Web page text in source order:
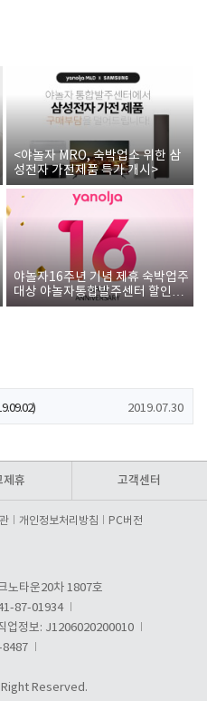
<야놀자 MRO, 숙박업소 위한 삼
성전자 가전제품 특가 개시>
야놀자16주년 기념 제휴 숙박업주
대상 야놀자통합발주센터 할인쿠
폰 증정
2019.07.30
제휴 고객센터
개인정보처리방침 PC버전
노타운20차 1807호
87-01934
업정보: J1206020200010
8487
Reserved.